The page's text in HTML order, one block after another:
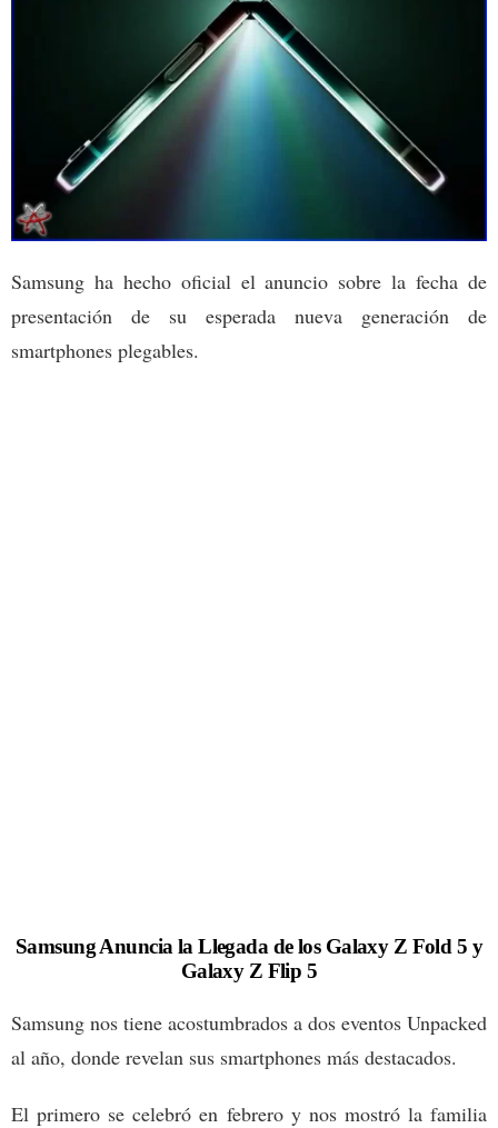
Samsung ha hecho oficial el anuncio sobre la fecha de
presentación de su esperada nueva generación de
smartphones plegables.
Samsung Anuncia la Llegada de los Galaxy Z Fold 5 y
Galaxy Z Flip 5
Samsung nos tiene acostumbrados a dos eventos Unpacked
al año, donde revelan sus smartphones más destacados.
El primero se celebró en febrero y nos mostró la familia